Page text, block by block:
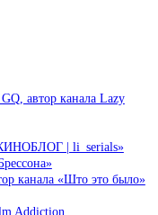
автор канала Lazy
| li_serials»
канала «Што это было»
Addiction